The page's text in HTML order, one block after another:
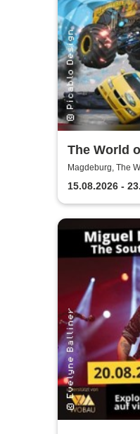
The World
Monster
Magdeburg, The
15.08.2026 -